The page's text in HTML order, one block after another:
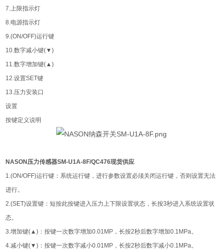
7.上限指示灯
8.电源指示灯
9.(ON/OFF)运行键
10.数字减小键(▼)
11.数字增加键(▲)
12.设置SET键
13.压力安装口
设置
按键定义说明
NASON压力传感器SM-U1A-8F/QC476现货供应
1.(ON/OFF)运行键：系统运行键，进行参数设置必须关闭运行键，否则设置无法
进行。
2.(SET)设置键：短按此按键进入压力上下限设置状态，长按3秒进入系统设置状
态。
3.增加键(▲)：按键一次数字增加0.01MP，长按2秒后数字增加0.1MPa。
4.减小键(▼)：按键一次数字减小0.01MP，长按2秒后数字减小0.1MPa。